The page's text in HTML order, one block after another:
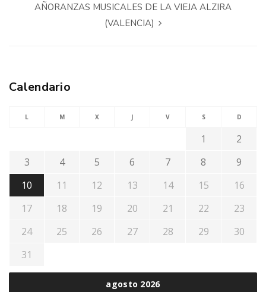
AÑORANZAS MUSICALES DE LA VIEJA ALZIRA
(VALENCIA)
Calendario
agosto 2026
L M X J V S D
1
2
3
4 5 6 7 8
9
10
11 12 13 14 15
16
17
18 19 20 21 22
23
24
25 26 27 28 29
30
31